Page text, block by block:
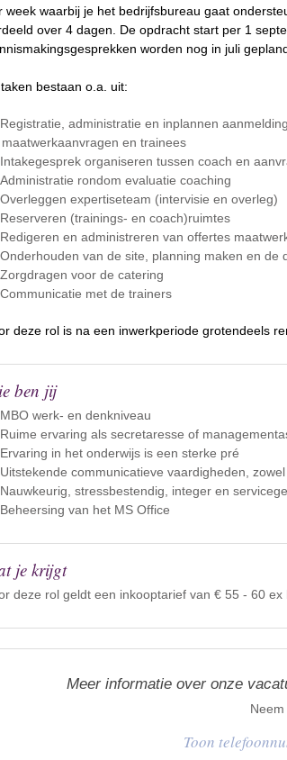
week waarbij je het bedrijfsbureau gaat
over 4 dagen. De opdracht start per 1
worden nog in juli
bestaan o.a. uit:
Registratie, administratie en inplannen
maatwerkaanvragen en trainees
Intakegesprek organiseren tussen coach en
Administratie rondom evaluatie coaching
Overleggen expertiseteam (intervisie en overleg)
Reserveren (trainings- en coach)ruimtes
Redigeren en administreren van offertes
Onderhouden van de site, planning maken en de
Zorgdragen voor de catering
Communicatie met de trainers
deze rol is na een inwerkperiode grotendeels
ben jij
MBO werk- en denkniveau
Ruime ervaring als secretaresse of
Ervaring in het onderwijs is een sterke pré
Uitstekende communicatieve vaardigheden,
Nauwkeurig, stressbestendig, integer en
Beheersing van het MS Office
je krijgt
deze rol geldt een inkooptarief van € 55 - 60 ex
Meer informatie over onze